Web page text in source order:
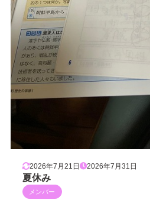
2026年7月21日 2026年7月31日
夏休み
メンバー